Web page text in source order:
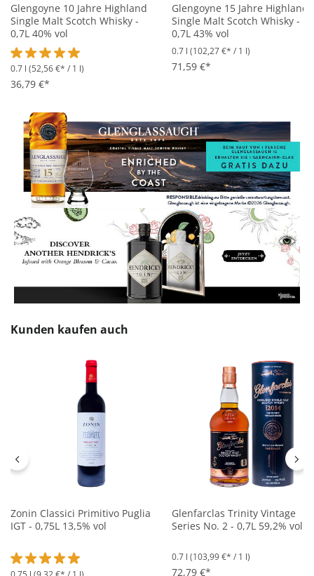
Glengoyne 10 Jahre Highland
Single Malt Scotch Whisky -
0,7L 40% vol
Durchschnittliche Bewertung von 5 von 5 Sternen
0.7 l (52,56 €* / 1 l)
36,79 €*
Glengoyne 15 Jahre Highland
Single Malt Scotch Whisky -
0,7L 43% vol
0.7 l (102,27 €* / 1 l)
71,59 €*
Produktgalerie überspringen
Kunden kaufen auch
Zonin Classici Primitivo Puglia
IGT - 0,75L 13,5% vol
Glenfarclas Trinity Vintage
Series No. 2 - 0,7L 59,2% vol
0.7 l (103,99 €* / 1 l)
72,79 €*